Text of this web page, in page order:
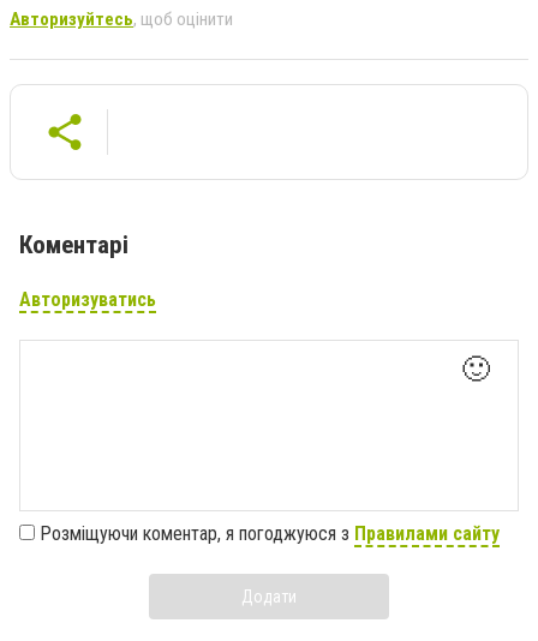
Авторизуйтесь, щоб оцінити
Коментарі
Авторизуватись
🙂
Розміщуючи коментар, я погоджуюся з Правилами сайту
Додати